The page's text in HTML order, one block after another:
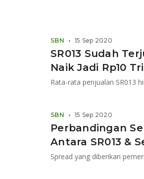
SR013 Sudah
Naik Jadi Rp10
Rata-rata penjualan SR013
SBN • 15 Sep 2020
Perbandingan
Antara SR013 &
SBN • 15 Sep 2020